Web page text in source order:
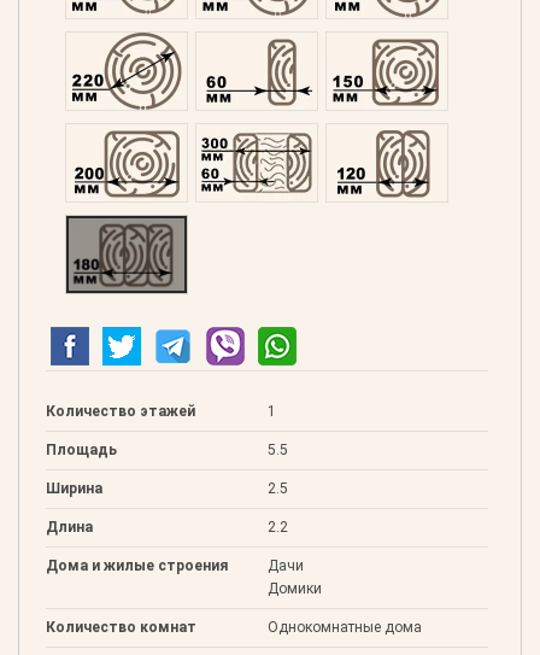
Оцилиндрованний 220Профилированний 60Профилированний
Профилированний 200Двойной 300 Клееный 120
Клееный 180
Количество этажей 1
Площадь 5.5
Ширина 2.5
Длина 2.2
Дома и жилые строения
Дачи
Домики
Количество комнат Однокомнатные дома